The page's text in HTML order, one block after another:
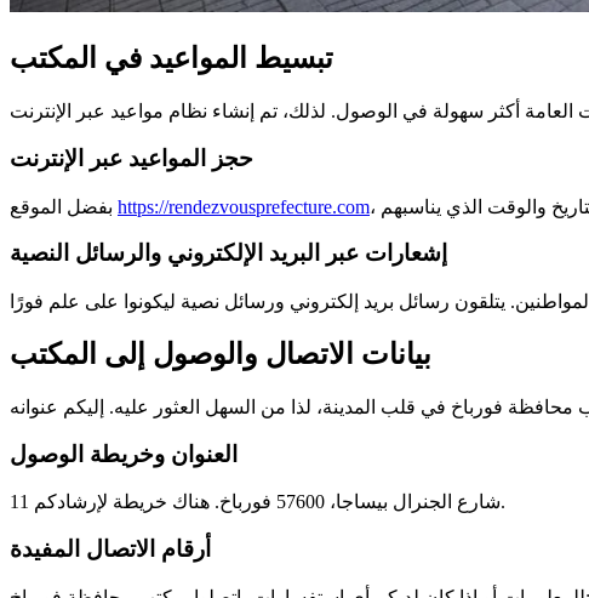
تبسيط المواعيد في المكتب
حجز المواعيد عبر الإنترنت
https://rendezvousprefecture.com
إشعارات عبر البريد الإلكتروني والرسائل النصية
بيانات الاتصال والوصول إلى المكتب
العنوان وخريطة الوصول
11 شارع الجنرال بيساجا، 57600 فورباخ. هناك خريطة لإرشادكم.
أرقام الاتصال المفيدة